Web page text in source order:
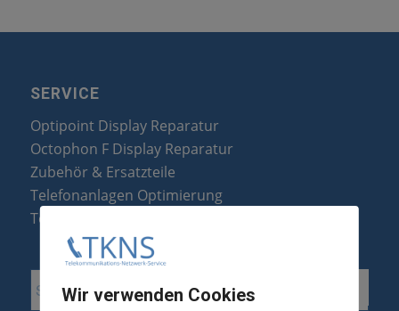
SERVICE
Optipoint Display Reparatur
Octophon F Display Reparatur
Zubehör & Ersatzteile
Telefonanlagen Optimierung
Telefonanlagen Erweiterung
Wir verwenden Cookies